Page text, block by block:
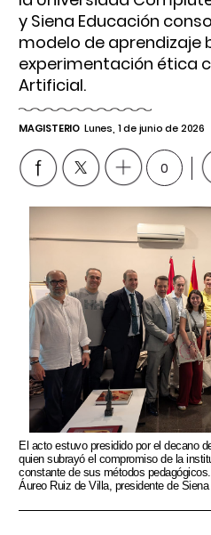
y Siena Educación
modelo de aprendizaje
experimentación ética
Artificial.
MAGISTERIO Lunes, 1 de junio de 2026
0
El acto estuvo presidido por el decano
quien subrayó el compromiso de la
constante de sus métodos
Áureo Ruiz de Villa, presidente de Siena